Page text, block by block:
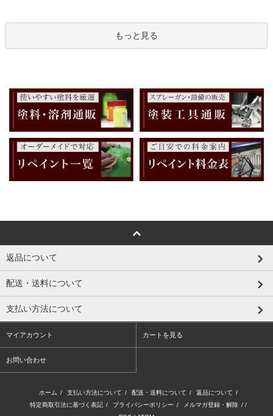
もっと見る
返品について
配送・送料について
支払い方法について
マイアカウント カートを見る
お問い合わせ
ホーム / 支払い方法について / 配送・送料について / 返品について /
特定商取引法に基づく表記 / プライバシーポリシー / メルマガ登録・解除 / /